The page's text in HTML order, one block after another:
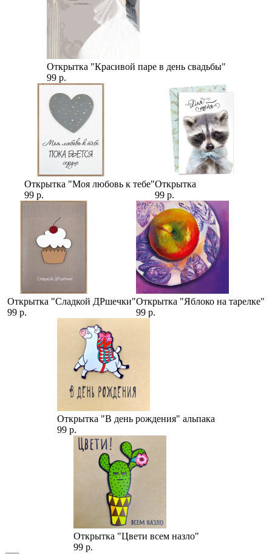
Открытка "Красивой паре в день свадьбы"
99 р.
Открытка "Моя любовь к тебе"
99 р.
Открытка
99 р.
Открытка "Сладкой ДРшечки"
99 р.
Открытка "Яблоко на тарелке"
99 р.
Открытка "В день рождения" альпака
99 р.
Открытка "Цвети всем назло"
99 р.